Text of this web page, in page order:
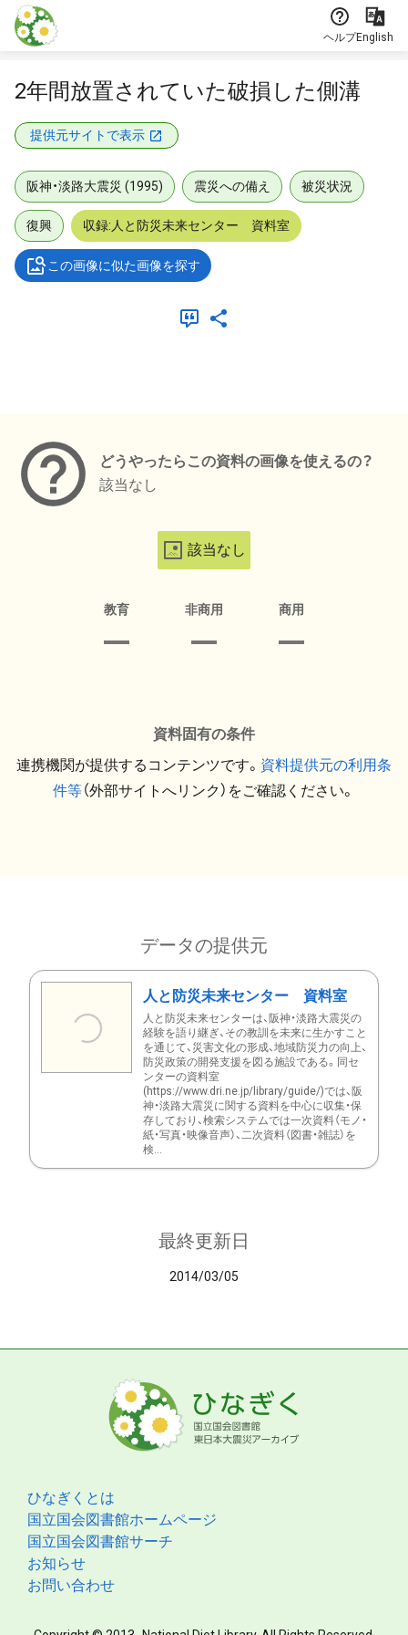
本文に飛ぶ
ヘルプEnglish
2年間放置されていた破損した側溝
提供元サイトで表示
阪神・淡路大震災 (1995) 震災への備え 被災状況
復興 収録:人と防災未来センター 資料室
この画像に似た画像を探す
どうやったらこの資料の画像を使えるの？
該当なし
該当なし
教育 非商用 商用
資料固有の条件
連携機関が提供するコンテンツです。 資料提供元の利用条
件等（外部サイトへリンク）をご確認ください。
データの提供元
人と防災未来センター 資料室
人と防災未来センターは、阪神・淡路大震災の
経験を語り継ぎ、その教訓を未来に生かすこと
を通じて、災害文化の形成、地域防災力の向上、
防災政策の開発支援を図る施設である。同セ
ンターの資料室
(https://www.dri.ne.jp/library/guide/)では、阪
神・淡路大震災に関する資料を中心に収集・保
存しており、検索システムでは一次資料（モノ・
紙・写真・映像音声）、二次資料（図書・雑誌）を
検...
最終更新日
2014/03/05
ひなぎくとは
国立国会図書館ホームページ
国立国会図書館サーチ
お知らせ
お問い合わせ